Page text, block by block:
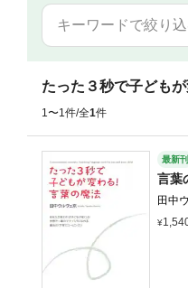
たった３秒で子ども
1〜1件/全1件
最新刊
言葉
田中